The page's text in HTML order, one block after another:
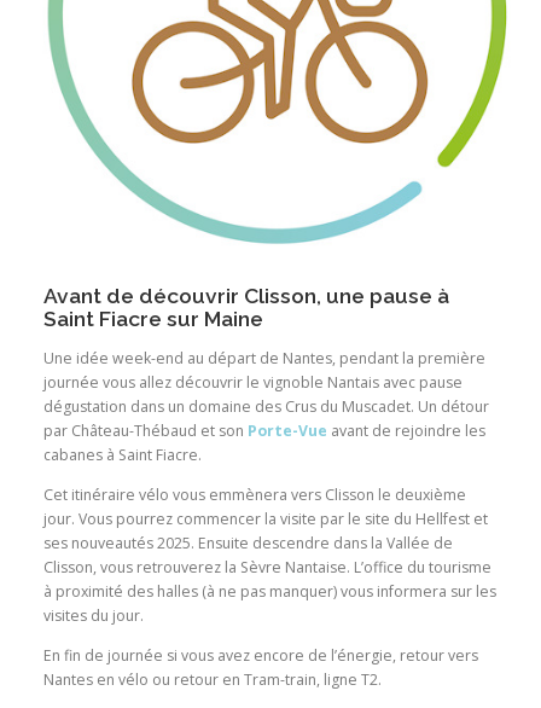
Avant de découvrir Clisson, une pause à
Saint Fiacre sur Maine
Une idée week-end au départ de Nantes, pendant la première
journée vous allez découvrir le vignoble Nantais avec pause
dégustation dans un domaine des Crus du Muscadet. Un détour
par Château-Thébaud et son Porte-Vue avant de rejoindre les
cabanes à Saint Fiacre.
Cet itinéraire vélo vous emmènera vers Clisson le deuxième
jour. Vous pourrez commencer la visite par le site du Hellfest et
ses nouveautés 2025. Ensuite descendre dans la Vallée de
Clisson, vous retrouverez la Sèvre Nantaise. L’office du tourisme
à proximité des halles (à ne pas manquer) vous informera sur les
visites du jour.
En fin de journée si vous avez encore de l’énergie, retour vers
Nantes en vélo ou retour en Tram-train, ligne T2.